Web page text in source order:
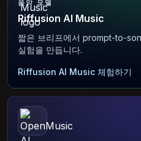
음악 모델
Riffusion AI Music
짧은 브리프에서 prompt-to-
실험을 만듭니다.
Riffusion AI Music 체험하기